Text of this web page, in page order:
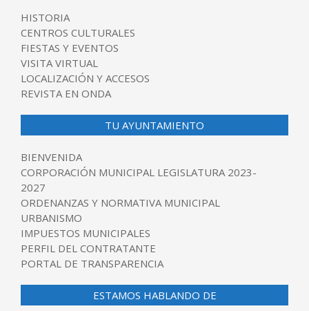
HISTORIA
CENTROS CULTURALES
FIESTAS Y EVENTOS
VISITA VIRTUAL
LOCALIZACIÓN Y ACCESOS
REVISTA EN ONDA
TU AYUNTAMIENTO
BIENVENIDA
CORPORACIÓN MUNICIPAL LEGISLATURA 2023-
2027
ORDENANZAS Y NORMATIVA MUNICIPAL
URBANISMO
IMPUESTOS MUNICIPALES
PERFIL DEL CONTRATANTE
PORTAL DE TRANSPARENCIA
ESTAMOS HABLANDO DE